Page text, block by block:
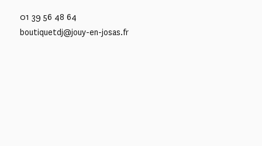
01 39 56 48 64
boutiquetdj@jouy-en-josas.fr